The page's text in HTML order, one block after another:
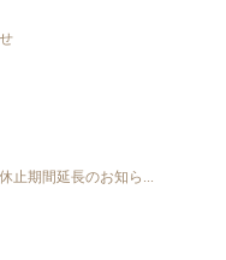
止期間延長のお知ら...